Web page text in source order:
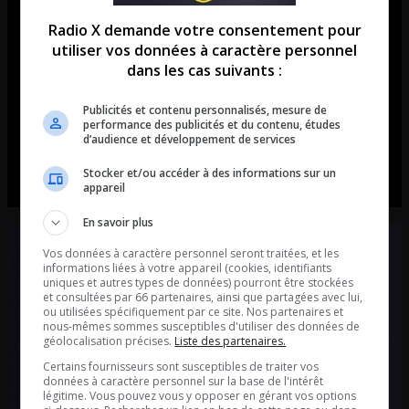
La chronique de Frédéric Dorion d’Alimentation
Première. La recette de la semaine: L’hampe de
bœuf marinée au vin rougePour la viande : Trancher
l’hampe en biais, dans le sens contraire des fibres de
la viande pour une tendreté maximale La marinade
(À faire à l’avance) Couper l’hampe de bœuf en 4
Radio X demande votre consentement pour
utiliser vos données à caractère personnel
dans les cas suivants :
Publicités et contenu personnalisés, mesure de
performance des publicités et du contenu, études
d’audience et développement de services
Stocker et/ou accéder à des informations sur un
appareil
En savoir plus
Vos données à caractère personnel seront traitées, et les
informations liées à votre appareil (cookies, identifiants
uniques et autres types de données) pourront être stockées
et consultées par 66 partenaires, ainsi que partagées avec lui,
ou utilisées spécifiquement par ce site. Nos partenaires et
nous-mêmes sommes susceptibles d'utiliser des données de
géolocalisation précises. Liste des partenaires.
Certains fournisseurs sont susceptibles de traiter vos
données à caractère personnel sur la base de l'intérêt
légitime. Vous pouvez vous y opposer en gérant vos options